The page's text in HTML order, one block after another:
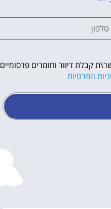
קבלת דיוור וחומרים פרסומיים
הפרטיות